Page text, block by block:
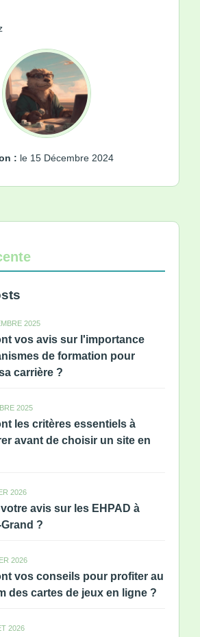
: le 15 Décembre 2024
2025
vos avis sur l'importance
de formation pour
carrière ?
2025
les critères essentiels à
avant de choisir un site en
2026
avis sur les EHPAD à
?
2026
vos conseils pour profiter au
des cartes de jeux en ligne ?
2026